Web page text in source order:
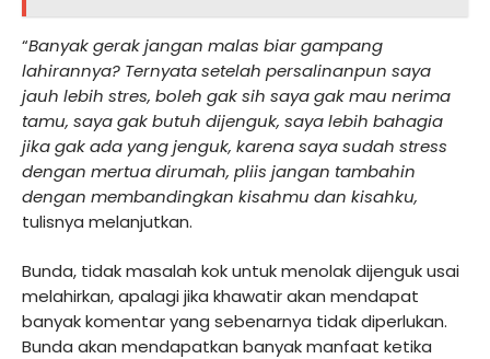
“Banyak gerak jangan malas biar gampang
lahirannya? Ternyata setelah persalinanpun saya
jauh lebih stres, boleh gak sih saya gak mau nerima
tamu, saya gak butuh dijenguk, saya lebih bahagia
jika gak ada yang jenguk, karena saya sudah stress
dengan mertua dirumah, pliis jangan tambahin
dengan membandingkan kisahmu dan kisahku,
tulisnya melanjutkan.
Bunda, tidak masalah kok untuk menolak dijenguk usai
melahirkan, apalagi jika khawatir akan mendapat
banyak komentar yang sebenarnya tidak diperlukan.
Bunda akan mendapatkan banyak manfaat ketika